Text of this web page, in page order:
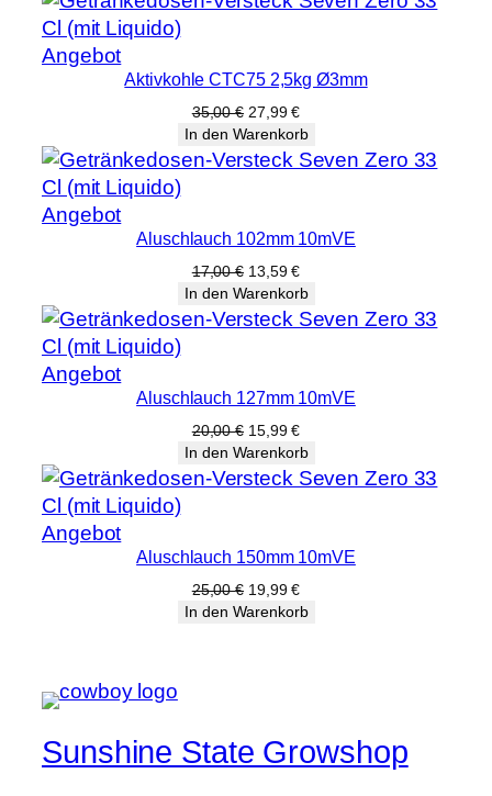
79,00 €63,19 €.
AngebotProdukt
im
Angebot
Aktivkohle CTC75 2,5kg Ø3mm
35,00€ Ursprünglicher
Preis
war:
35,00 €
27,99€Aktueller
Preis
ist:
27,99 €.
In den Warenkorb
AngebotProdukt
im
Angebot
Aluschlauch 102mm 10mVE
17,00€ Ursprünglicher
Preis
war:
17,00 €
13,59€Aktueller
Preis
ist:
13,59 €.
In den Warenkorb
AngebotProdukt
im
Angebot
Aluschlauch 127mm 10mVE
20,00€ Ursprünglicher
Preis
war:
20,00 €
15,99€Aktueller
Preis
ist:
15,99 €.
In den Warenkorb
AngebotProdukt
im
Angebot
Aluschlauch 150mm 10mVE
25,00€ Ursprünglicher
Preis
19,99€Aktueller
Preis
In den Warenkorb
Sunshine State Growshop